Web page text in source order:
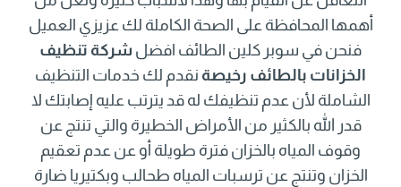
أهمها المحافظة على الصحة الكاملة لك عزيزي العميل
فنحن في سوبر كلين الطائف افضل شركة تنظيف
الخزانات بالطائف رخيصة نقدم لك خدمات التنظيف
الشاملة لأن عدم تنظيفك له قد يترتب عليه إصابتك لا
قدر الله بالكثير من الأمراض الخطيرة والتي تنتج عن
وقوف المياه بالخزان فترة طويلة أو عن عدم تعقيم
الخزان وتنتج عن ترسبات المياه طحالب وبكتيريا ضارة